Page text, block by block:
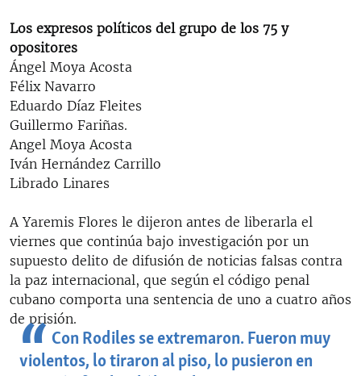
Los expresos políticos del grupo de los 75 y
opositores
Ángel Moya Acosta
Félix Navarro
Eduardo Díaz Fleites
Guillermo Fariñas.
Angel Moya Acosta
Iván Hernández Carrillo
Librado Linares
A Yaremis Flores le dijeron antes de liberarla el
viernes que continúa bajo investigación por un
supuesto delito de difusión de noticias falsas contra
la paz internacional, que según el código penal
cubano comporta una sentencia de uno a cuatro años
de prisión.
Con Rodiles se extremaron. Fueron muy
violentos, lo tiraron al piso, lo pusieron en